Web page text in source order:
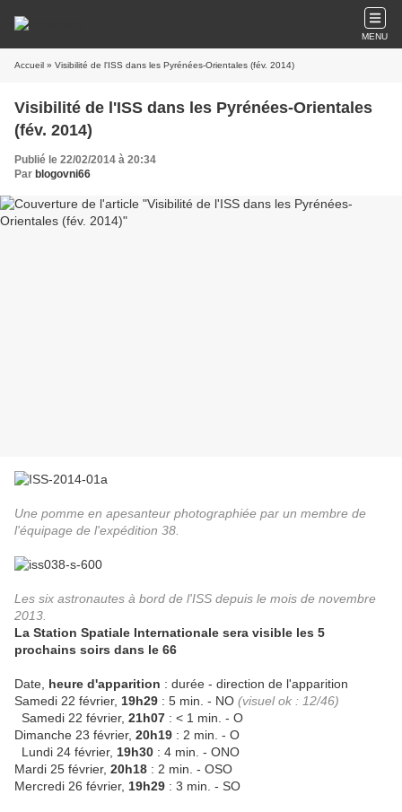
MENU
Accueil » Visibilité de l'ISS dans les Pyrénées-Orientales (fév. 2014)
Visibilité de l'ISS dans les Pyrénées-Orientales
(fév. 2014)
Publié le 22/02/2014 à 20:34
Par blogovni66
Une pomme en apesanteur photographiée par un membre de
l'équipage de l'expédition 38.
Les six astronautes à bord de l'ISS depuis le mois de novembre
2013.
La Station Spatiale Internationale sera visible les 5
prochains soirs dans le 66
Date, heure d'apparition : durée - direction de l'apparition
Samedi 22 février, 19h29 : 5 min. - NO (visuel ok : 12/46)
Samedi 22 février, 21h07 : < 1 min. - O
Dimanche 23 février, 20h19 : 2 min. - O
Lundi 24 février, 19h30 : 4 min. - ONO
Mardi 25 février, 20h18 : 2 min. - OSO
Mercredi 26 février, 19h29 : 3 min. - SO